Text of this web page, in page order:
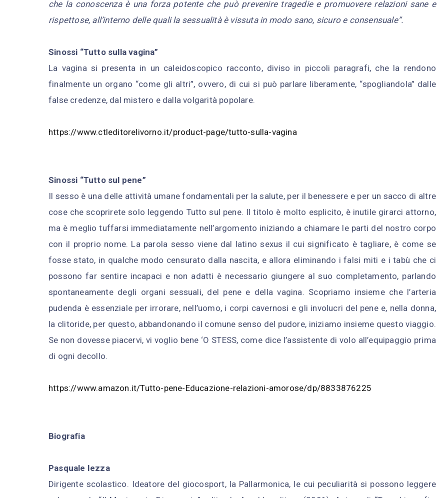
che la conoscenza è una forza potente che può prevenire tragedie e promuovere relazioni sane e
rispettose, all’interno delle quali la sessualità è vissuta in modo sano, sicuro e consensuale”.
Sinossi “Tutto sulla vagina”
La vagina si presenta in un caleidoscopico racconto, diviso in piccoli paragrafi, che la rendono
finalmente un organo “come gli altri”, ovvero, di cui si può parlare liberamente, “spogliandola” dalle
false credenze, dal mistero e dalla volgarità popolare.
https://www.ctleditorelivorno.it/product-page/tutto-sulla-vagina
Sinossi “Tutto sul pene”
Il sesso è una delle attività umane fondamentali per la salute, per il benessere e per un sacco di altre
cose che scoprirete solo leggendo Tutto sul pene. Il titolo è molto esplicito, è inutile girarci attorno,
ma è meglio tuffarsi immediatamente nell’argomento iniziando a chiamare le parti del nostro corpo
con il proprio nome. La parola sesso viene dal latino sexus il cui significato è tagliare, è come se
fosse stato, in qualche modo censurato dalla nascita, e allora eliminando i falsi miti e i tabù che ci
possono far sentire incapaci e non adatti è necessario giungere al suo completamento, parlando
spontaneamente degli organi sessuali, del pene e della vagina. Scopriamo insieme che l’arteria
pudenda è essenziale per irrorare, nell’uomo, i corpi cavernosi e gli involucri del pene e, nella donna,
la clitoride, per questo, abbandonando il comune senso del pudore, iniziamo insieme questo viaggio.
Se non dovesse piacervi, vi voglio bene ‘O STESS, come dice l’assistente di volo all’equipaggio prima
di ogni decollo.
https://www.amazon.it/Tutto-pene-Educazione-relazioni-amorose/dp/8833876225
Biografia
Pasquale Iezza
Dirigente scolastico. Ideatore del giocosport, la Pallarmonica, le cui peculiarità si possono leggere